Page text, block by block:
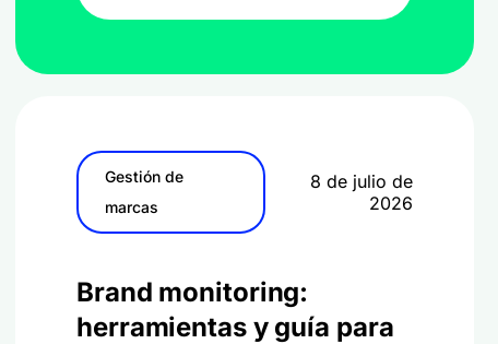
Gestión de
marcas
8 de julio de
2026
Brand monitoring:
herramientas y guía para